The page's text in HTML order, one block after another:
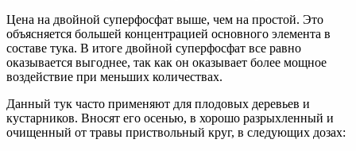
Цена на двойной суперфосфат выше, чем на простой. Это
объясняется большей концентрацией основного элемента в
составе тука. В итоге двойной суперфосфат все равно
оказывается выгоднее, так как он оказывает более мощное
воздействие при меньших количествах.
Данный тук часто применяют для плодовых деревьев и
кустарников. Вносят его осенью, в хорошо разрыхленный и
очищенный от травы приствольный круг, в следующих дозах: